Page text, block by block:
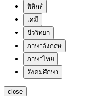
ฟิสิกส์
เคมี
ชีววิทยา
ภาษาอังกฤษ
ภาษาไทย
สังคมศึกษา
close